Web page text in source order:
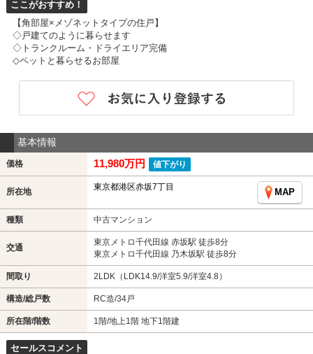
ここがおすすめ！
【角部屋×メゾネットタイプの住戸】
◇戸建てのように暮らせます
◇トランクルーム・ドライエリア完備
◇ペットと暮らせるお部屋
基本情報
価格 11,980万円 値下がり
所在地 東京都港区赤坂7丁目
MAP
種類 中古マンション
交通
東京メトロ千代田線 赤坂駅 徒歩8分
東京メトロ千代田線 乃木坂駅 徒歩8分
間取り 2LDK（LDK14.9/洋室5.9/洋室4.8）
構造/総戸数 RC造/34戸
所在階/階数 1階/地上1階 地下1階建
セールスコメント